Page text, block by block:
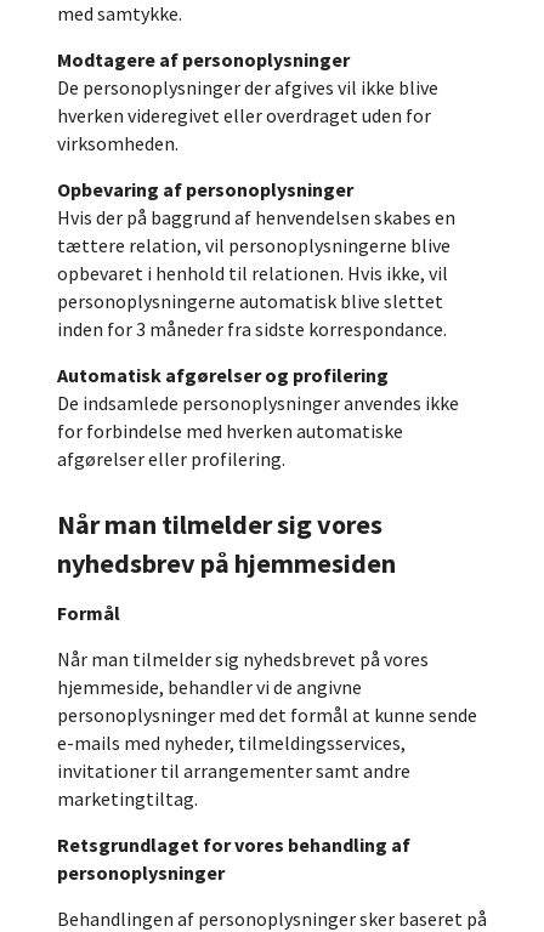
med samtykke.
Modtagere af personoplysninger
De personoplysninger der afgives vil ikke blive
hverken videregivet eller overdraget uden for
virksomheden.
Opbevaring af personoplysninger
Hvis der på baggrund af henvendelsen skabes en
tættere relation, vil personoplysningerne blive
opbevaret i henhold til relationen. Hvis ikke, vil
personoplysningerne automatisk blive slettet
inden for 3 måneder fra sidste korrespondance.
Automatisk afgørelser og profilering
De indsamlede personoplysninger anvendes ikke
for forbindelse med hverken automatiske
afgørelser eller profilering.
Når man tilmelder sig vores
nyhedsbrev på hjemmesiden
Formål
Når man tilmelder sig nyhedsbrevet på vores
hjemmeside, behandler vi de angivne
personoplysninger med det formål at kunne sende
e-mails med nyheder, tilmeldingsservices,
invitationer til arrangementer samt andre
marketingtiltag.
Retsgrundlaget for vores behandling af
personoplysninger
Behandlingen af personoplysninger sker baseret på